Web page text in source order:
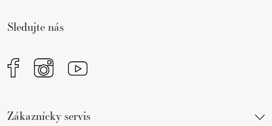
Sledujte nás
Zákaznícky servis